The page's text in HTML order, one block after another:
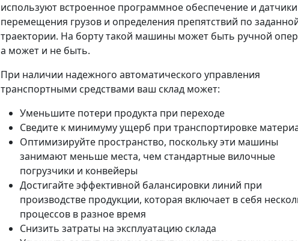
используют встроенное программное обеспечение и
перемещения грузов и определения препятствий по
траектории. На борту такой машины может быть ручной
а может и не быть.
При наличии надежного автоматического управления
транспортными средствами ваш склад может:
Уменьшите потери продукта при переходе
Сведите к минимуму ущерб при транспортировке
Оптимизируйте пространство, поскольку эти машины
занимают меньше места, чем стандартные вилочные
погрузчики и конвейеры
Достигайте эффективной балансировки линий при
производстве продукции, которая включает в себя
процессов в разное время
Снизить затраты на эксплуатацию склада